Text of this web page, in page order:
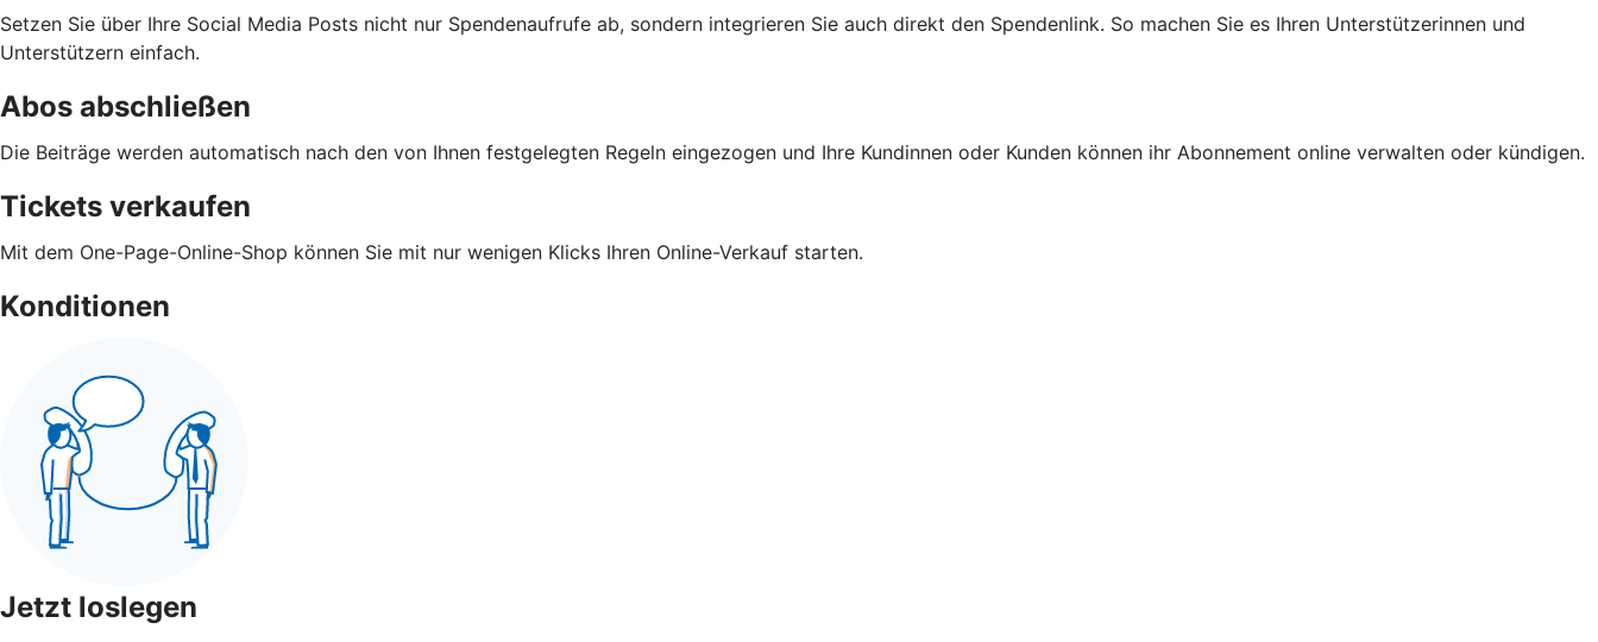
Setzen Sie über Ihre Social Media Posts nicht nur Spendenaufrufe ab, sondern integrieren Sie auch direkt den Spendenlink. So machen Sie es Ihren Unterstützerinnen und
Unterstützern einfach.
Abos abschließen
Die Beiträge werden automatisch nach den von Ihnen festgelegten Regeln eingezogen und Ihre Kundinnen oder Kunden können ihr Abonnement online verwalten oder kündigen.
Tickets verkaufen
Mit dem One-Page-Online-Shop können Sie mit nur wenigen Klicks Ihren Online-Verkauf starten.
Konditionen
Jetzt loslegen